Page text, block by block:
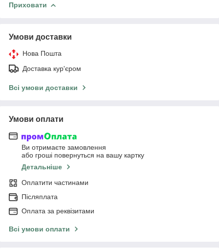
Приховати
Умови доставки
Нова Пошта
Доставка кур'єром
Всі умови доставки
Умови оплати
Ви отримаєте замовлення
або гроші повернуться на вашу картку
Детальніше
Оплатити частинами
Післяплата
Оплата за реквізитами
Всі умови оплати